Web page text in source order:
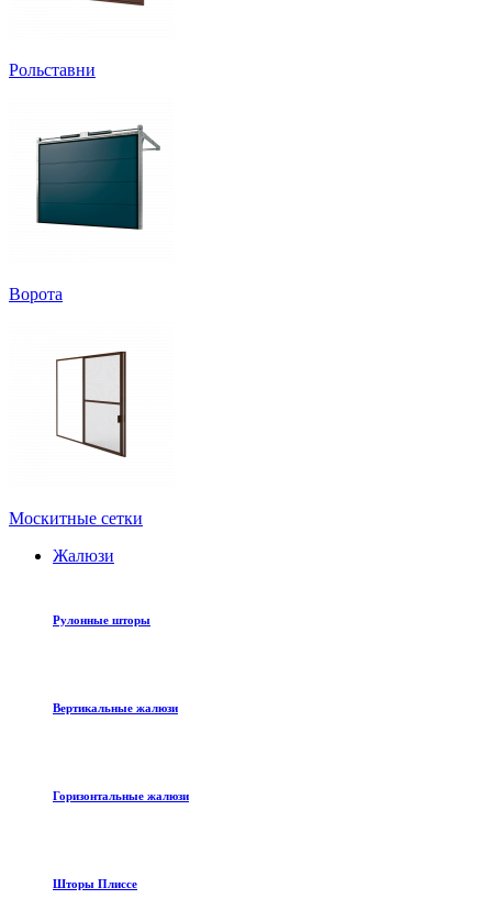
Рольставни
Ворота
Москитные сетки
Жалюзи
Рулонные шторы
Вертикальные жалюзи
Горизонтальные жалюзи
Шторы Плиссе